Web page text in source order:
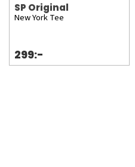
SP Original
New York Tee
299:-